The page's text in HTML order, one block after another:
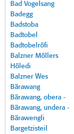
Bad Vogelsang
Badegg
Badstoba
Badtobel
Badtobelröfi
Balzner Möllers
Höledi
Balzner Wes
Bärawang
Bärawang, obera -
Bärawang, undera -
Bärawengli
Bargetzisteil